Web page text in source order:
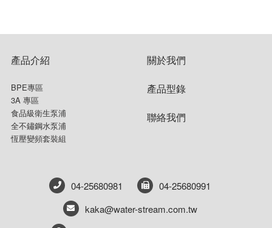
產品介紹
BPE專區
3A 專區
食品級衛生泵浦
全不鏽鋼水泵浦
恆壓變頻套裝組
關於我們
產品型錄
聯絡我們
04-25680981
04-25680991
kaka@water-stream.com.tw